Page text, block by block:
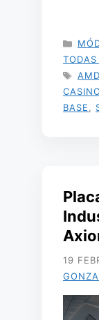
AMD
CASINO
BASE
19